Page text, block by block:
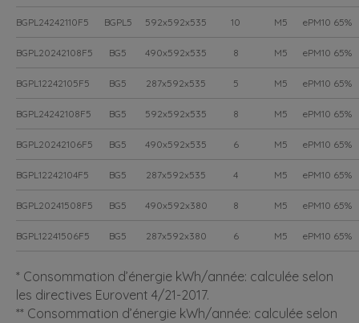
BGPL24242110F5 BGPL5 592x592x535 10 M5 ePM10 65%
BGPL20242108F5 BG5 490x592x535 8 M5 ePM10 65%
BGPL12242105F5 BG5 287x592x535 5 M5 ePM10 65%
BGPL24242108F5 BG5 592x592x535 8 M5 ePM10 65%
BGPL20242106F5 BG5 490x592x535 6 M5 ePM10 65%
BGPL12242104F5 BG5 287x592x535 4 M5 ePM10 65%
BGPL20241508F5 BG5 490x592x380 8 M5 ePM10 65%
BGPL12241506F5 BG5 287x592x380 6 M5 ePM10 65%
* Consommation d’énergie kWh/année: calculée selon
les directives Eurovent 4/21-2017.
** Consommation d’énergie kWh/année: calculée selon